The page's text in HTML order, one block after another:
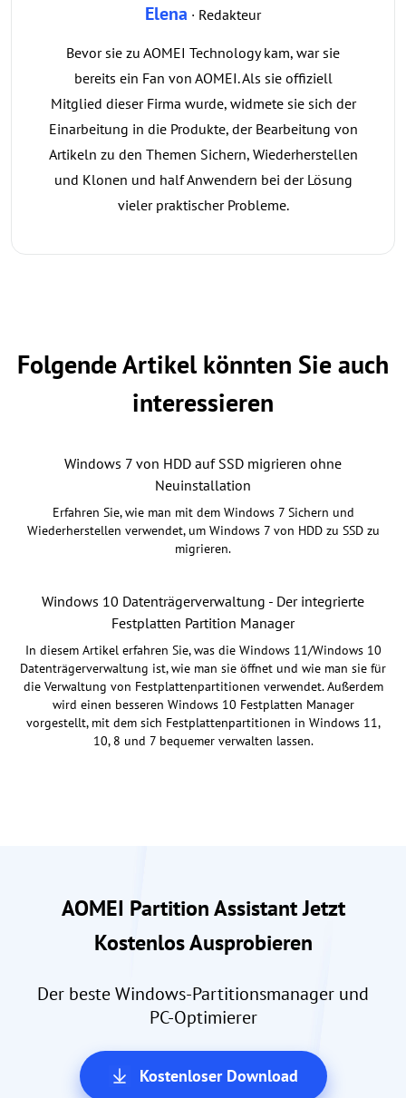
Elena · Redakteur
Bevor sie zu AOMEI Technology kam, war sie
bereits ein Fan von AOMEI. Als sie offiziell
Mitglied dieser Firma wurde, widmete sie sich der
Einarbeitung in die Produkte, der Bearbeitung von
Artikeln zu den Themen Sichern, Wiederherstellen
und Klonen und half Anwendern bei der Lösung
vieler praktischer Probleme.
Folgende Artikel könnten Sie auch
interessieren
Windows 7 von HDD auf SSD migrieren ohne
Neuinstallation
Erfahren Sie, wie man mit dem Windows 7 Sichern und
Wiederherstellen verwendet, um Windows 7 von HDD zu SSD zu
migrieren.
Windows 10 Datenträgerverwaltung - Der integrierte
Festplatten Partition Manager
In diesem Artikel erfahren Sie, was die Windows 11/Windows 10
Datenträgerverwaltung ist, wie man sie öffnet und wie man sie für
die Verwaltung von Festplattenpartitionen verwendet. Außerdem
wird einen besseren Windows 10 Festplatten Manager
vorgestellt, mit dem sich Festplattenpartitionen in Windows 11,
10, 8 und 7 bequemer verwalten lassen.
AOMEI Partition Assistant Jetzt
Kostenlos Ausprobieren
Der beste Windows-Partitionsmanager und
PC-Optimierer
Kostenloser Download